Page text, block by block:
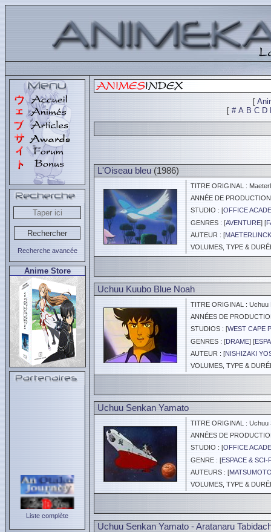
Recherche avancée
Anime Store
Liste complète
[
[ # A B C D
L'Oiseau bleu (1986)
TITRE ORIGINAL :
ANNÉE DE
STUDIO : [OFFICE
GENRES : [AVENTURE] [
AUTEUR : [
VOLUMES, TYPE &
Uchuu Kuubo Blue Noah
TITRE ORIGINAL : Uchuu
ANNÉES DE
STUDIOS : [WEST CAPE
GENRES : [DRAME] [
AUTEUR : [NISHIZAKI
VOLUMES, TYPE &
Uchuu Senkan Yamato
TITRE ORIGINAL : Uchuu
ANNÉES DE
STUDIO : [OFFICE
GENRE : [ESPACE & SCI-
AUTEURS : [
VOLUMES, TYPE &
Uchuu Senkan Yamato - Aratanaru